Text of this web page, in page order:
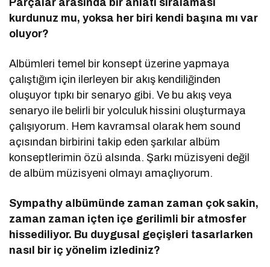
kurdunuz mu, yoksa her biri kendi başına mı var
oluyor?
Albümleri temel bir konsept üzerine yapmaya
çalıştığım için ilerleyen bir akış kendiliğinden
oluşuyor tıpkı bir senaryo gibi. Ve bu akış veya
senaryo ile belirli bir yolculuk hissini oluşturmaya
çalışıyorum. Hem kavramsal olarak hem sound
açısından birbirini takip eden şarkılar albüm
konseptlerimin özü alsında. Şarkı müzisyeni değil
de albüm müzisyeni olmayı amaçlıyorum.
Sympathy albümünde zaman zaman çok sakin,
zaman zaman içten içe gerilimli bir atmosfer
hissediliyor. Bu duygusal geçişleri tasarlarken
nasıl bir iç yönelim izlediniz?